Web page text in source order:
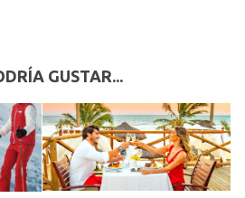
GUSTAR...